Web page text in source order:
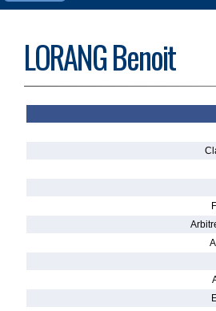
LORANG Benoit